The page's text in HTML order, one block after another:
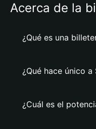
Acerca de la
¿Qué es una
¿Qué hace único a
¿Cuál es el